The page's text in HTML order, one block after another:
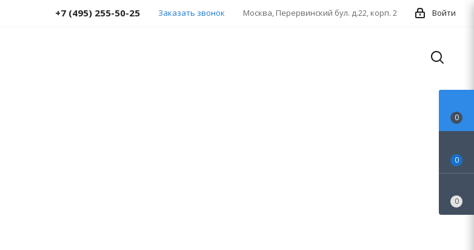
Войти
Москва, Перервинский бул. д.22, корп. 2
+7 (495) 255-50-25 Заказать звонок
0
0
0